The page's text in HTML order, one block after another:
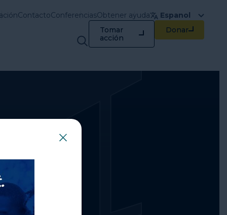
ContactoConferenciasObtener ayuda
Espanol
Tomar
acción
Donar